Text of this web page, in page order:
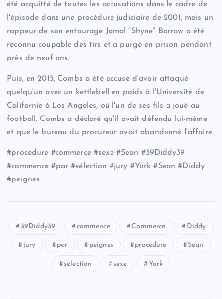
été acquitté de toutes les accusations dans le cadre de
l'épisode dans une procédure judiciaire de 2001, mais un
rappeur de son entourage Jamal “Shyne” Barrow a été
reconnu coupable des tirs et a purgé en prison pendant
près de neuf ans.
Puis, en 2015, Combs a été accusé d'avoir attaqué
quelqu'un avec un kettlebell en poids à l'Université de
Californie à Los Angeles, où l'un de ses fils a joué au
football. Combs a déclaré qu'il avait défendu lui-même
et que le bureau du procureur avait abandonné l'affaire.
#procédure #commerce #sexe #Sean #39Diddy39
#commence #par #sélection #jury #York #Sean #Diddy
#peignes
39Diddy39 commence Commerce Diddy
jury par peignes procédure Sean
sélection sexe York